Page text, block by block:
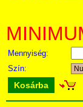
Mennyiség:
Szín:
Kosárba